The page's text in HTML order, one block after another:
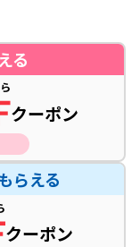
る
クーポン
らえる
クーポン